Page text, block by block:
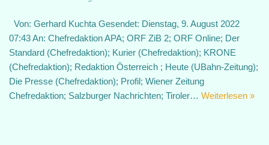
Von: Gerhard Kuchta Gesendet: Dienstag, 9. August 2022
07:43 An: Chefredaktion APA; ORF ZiB 2; ORF Online; Der
Standard (Chefredaktion); Kurier (Chefredaktion); KRONE
(Chefredaktion); Redaktion Österreich ; Heute (UBahn-Zeitung);
Die Presse (Chefredaktion); Profil; Wiener Zeitung
Chefredaktion; Salzburger Nachrichten; Tiroler… Weiterlesen »